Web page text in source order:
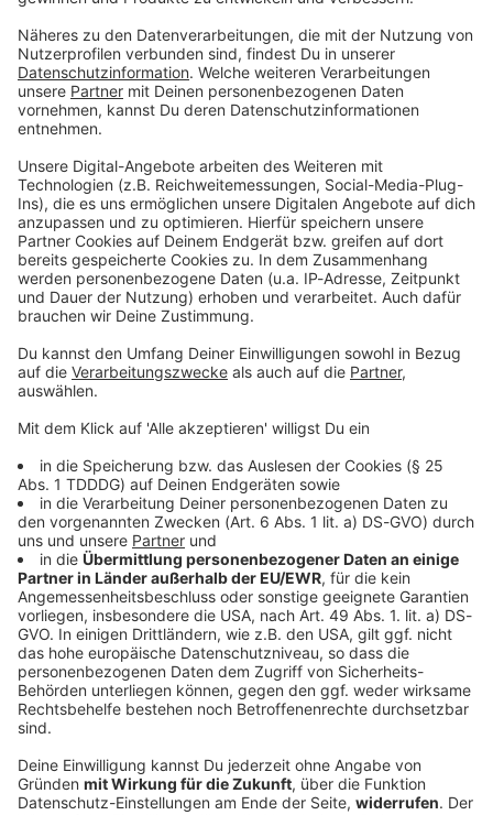
Du möchtest uns etwas sagen?
Studio Hotline
Kontaktformular
Sprachnachricht
© dpa-infocom, dpa:260510-930-60384/1
Sport
«Nicht erträumt»: Wellbrock holt mit Staffel
drittes EM-Gold